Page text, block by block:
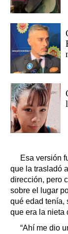
Esa versión
que la trasladó
dirección, pero
sobre el lugar
qué edad tenía,
que era la nieta
“Ahí me dio